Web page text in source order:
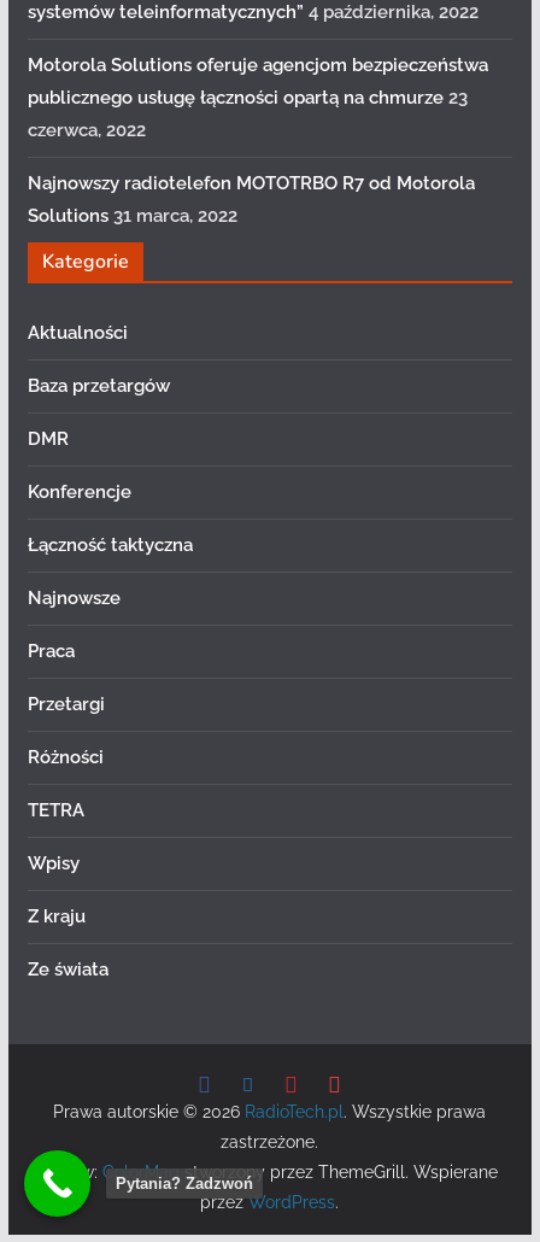
systemów teleinformatycznych” 4 października, 2022
Motorola Solutions oferuje agencjom bezpieczeństwa
publicznego usługę łączności opartą na chmurze 23
czerwca, 2022
Najnowszy radiotelefon MOTOTRBO R7 od Motorola
Solutions 31 marca, 2022
Kategorie
Aktualności
Baza przetargów
DMR
Konferencje
Łączność taktyczna
Najnowsze
Praca
Przetargi
Różności
TETRA
Wpisy
Z kraju
Ze świata
Prawa autorskie © 2026 RadioTech.pl . Wszystkie prawa
zastrzeżone.
Motyw:ColorMagstworzony przez ThemeGrill. Wspierane
przezWordPress.
Pytania? Zadzwoń